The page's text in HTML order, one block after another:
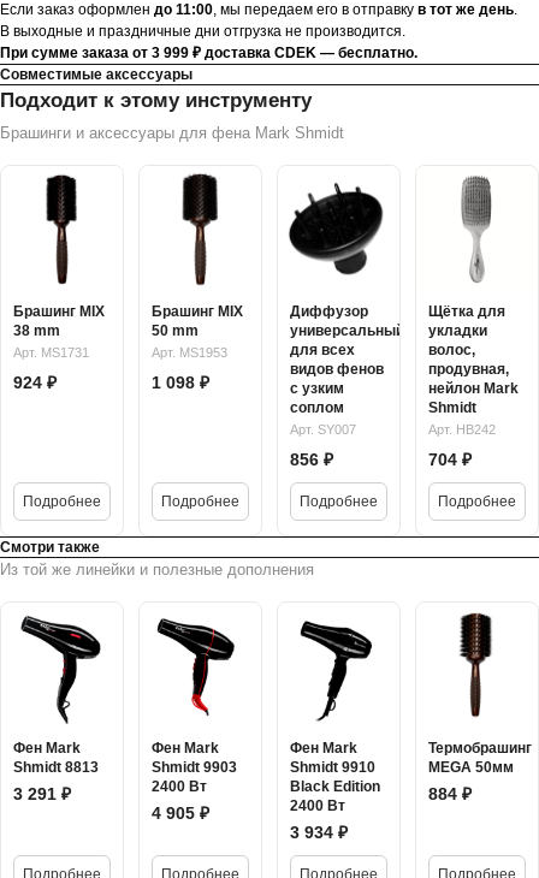
Если заказ оформлен до 11:00, мы передаем его в отправку в тот же день.
В выходные и праздничные дни отгрузка не производится.
При сумме заказа от 3 999 ₽ доставка CDEK — бесплатно.
Совместимые аксессуары
Подходит к этому инструменту
Брашинги и аксессуары для фена Mark Shmidt
Брашинг MIX
38 mm
Арт. MS1731
924 ₽
Подробнее
Брашинг MIX
50 mm
Арт. MS1953
1 098 ₽
Подробнее
Диффузор
универсальный
для всех
видов фенов
с узким
соплом
Арт. SY007
856 ₽
Подробнее
Щётка для
укладки
волос,
продувная,
нейлон Mark
Shmidt
Арт. HB242
704 ₽
Подробнее
Смотри также
Из той же линейки и полезные дополнения
Фен Mark
Shmidt 8813
3 291 ₽
Подробнее
Фен Mark
Shmidt 9903
2400 Вт
4 905 ₽
Подробнее
Фен Mark
Shmidt 9910
Black Edition
2400 Вт
3 934 ₽
Подробнее
Термобрашинг
MEGA 50мм
884 ₽
Подробнее